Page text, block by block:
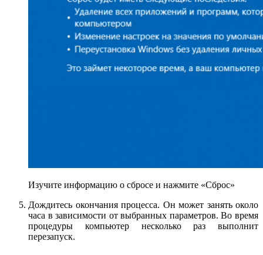
Изучите информацию о сбросе и нажмите «Сброс»
Дождитесь окончания процесса. Он может занять около
часа в зависимости от выбранных параметров. Во время
процедуры компьютер несколько раз выполнит
перезапуск.